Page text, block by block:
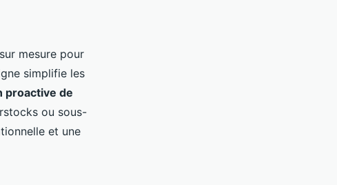
mesure pour
simplifie les
proactive de
ou sous-
et une